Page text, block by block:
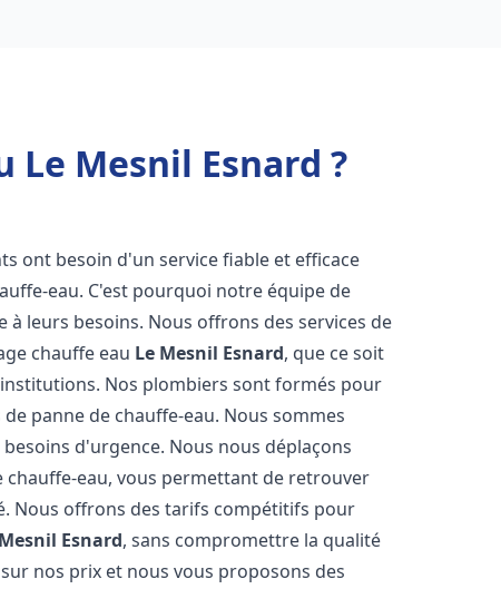
Mesnil Esnard ?
ont besoin d'un service fiable et efficace
eau. C'est pourquoi notre équipe de
leurs besoins. Nous offrons des services de
chauffe eau Le Mesnil Esnard, que ce soit
Nos plombiers sont formés pour
panne de chauffe-eau. Nous sommes
d'urgence. Nous nous déplaçons
eau, vous permettant de retrouver
Nous offrons des tarifs compétitifs pour
Esnard, sans compromettre la qualité
nos prix et nous vous proposons des